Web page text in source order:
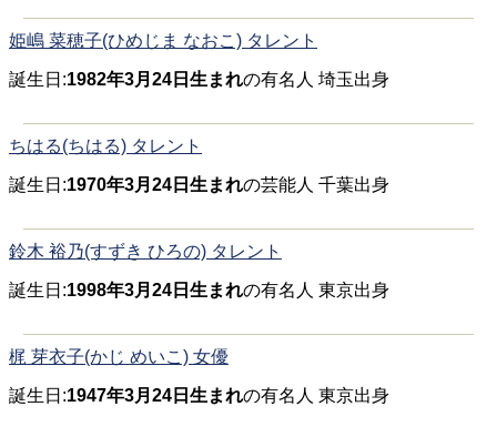
姫嶋 菜穂子(ひめじま なおこ) タレント
誕生日:1982年3月24日生まれの有名人 埼玉出身
ちはる(ちはる) タレント
誕生日:1970年3月24日生まれの芸能人 千葉出身
鈴木 裕乃(すずき ひろの) タレント
誕生日:1998年3月24日生まれの有名人 東京出身
梶 芽衣子(かじ めいこ) 女優
誕生日:1947年3月24日生まれの有名人 東京出身